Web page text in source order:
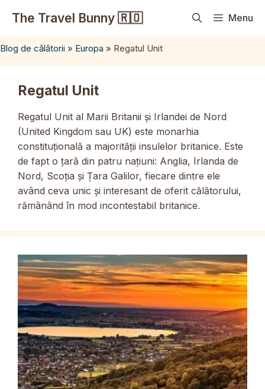
The Travel Bunny 🇷🇴 Menu
Blog de călătorii » Europa » Regatul Unit
Regatul Unit
Regatul Unit al Marii Britanii și Irlandei de Nord
(United Kingdom sau UK) este monarhia
constituțională a majorității insulelor britanice. Este
de fapt o țară din patru națiuni: Anglia, Irlanda de
Nord, Scoția și Țara Galilor, fiecare dintre ele
având ceva unic și interesant de oferit călătorului,
rămânând în mod incontestabil britanice.